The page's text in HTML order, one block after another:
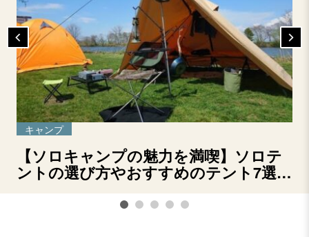
キャンプ
【ソロキャンプの魅力を満喫】ソロテ
ントの選び方やおすすめのテント7選を